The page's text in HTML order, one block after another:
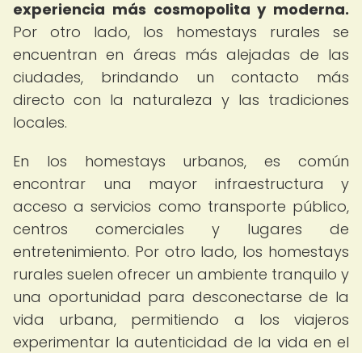
experiencia más cosmopolita y moderna.
Por otro lado, los homestays rurales se
encuentran en áreas más alejadas de las
ciudades, brindando un contacto más
directo con la naturaleza y las tradiciones
locales.
En los homestays urbanos, es común
encontrar una mayor infraestructura y
acceso a servicios como transporte público,
centros comerciales y lugares de
entretenimiento. Por otro lado, los homestays
rurales suelen ofrecer un ambiente tranquilo y
una oportunidad para desconectarse de la
vida urbana, permitiendo a los viajeros
experimentar la autenticidad de la vida en el